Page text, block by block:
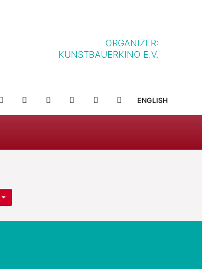
ORGANIZER:
KUNSTBAUERKINO E.V.
NFF-
YOUTUBEFACEBOOKTWITTERINSTAGRAM
SUCHE
ENGLISH